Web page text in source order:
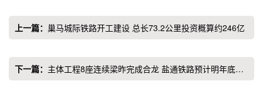
上一篇： 巢马城际铁路开工建设 总长73.2公里投资概算约246亿
下一篇： 主体工程8座连续梁昨完成合龙 盐通铁路预计明年底全
线通车